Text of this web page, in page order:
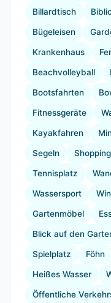
Billardtisch
Bügeleisen
Krankenhaus
Beachvolleyball
Bootsfahrten
Fitnessgeräte
Kayakfahren
Segeln Shopping
Tennisplatz
Wassersport
Gartenmöbel
Blick auf den
Spielplatz Föhn
Heißes Wasser
Öffentliche